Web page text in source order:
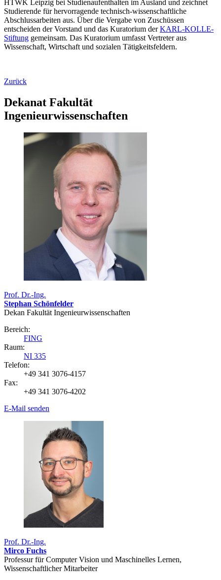
HTWK Leipzig bei Studienaufenthalten im Ausland und zeichnet
Studierende für hervorragende technisch-wissenschaftliche
Abschlussarbeiten aus. Über die Vergabe von Zuschüssen
entscheiden der Vorstand und das Kuratorium derKARL-KOLLE-
Stiftung gemeinsam. Das Kuratorium umfasst Vertreter aus
Wissenschaft, Wirtschaft und sozialen Tätigkeitsfeldern.
Zurück
Dekanat Fakultät
Ingenieurwissenschaften
Prof. Dr.-Ing.
Stephan Schönfelder
Dekan Fakultät Ingenieurwissenschaften
Bereich:
FING
Raum:
NI 335
Telefon:
+49 341 3076-4157
Fax:
+49 341 3076-4202
E-Mail senden
Prof. Dr.-Ing.
Mirco Fuchs
Professur für Computer Vision und Maschinelles Lernen,
Wissenschaftlicher Mitarbeiter